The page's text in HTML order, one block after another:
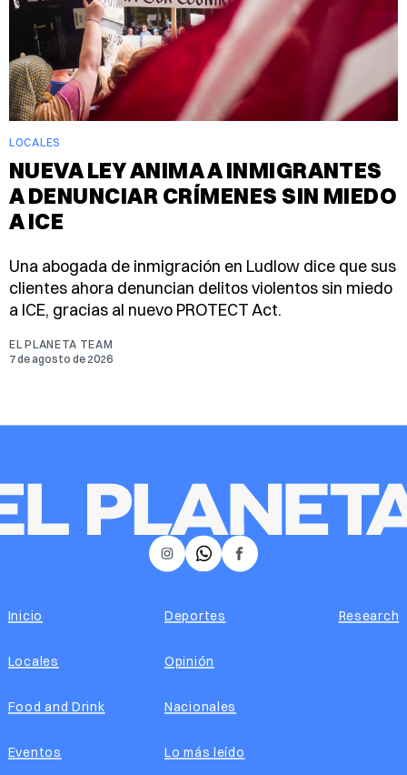
LOCALES
NUEVA LEY ANIMA A INMIGRANTES
A DENUNCIAR CRÍMENES SIN MIEDO
A ICE
Una abogada de inmigración en Ludlow dice que sus
clientes ahora denuncian delitos violentos sin miedo
a ICE, gracias al nuevo PROTECT Act.
EL PLANETA TEAM
7 de agosto de 2026
𝕏 Facebook
Instagram
Inicio
Locales
Food and Drink
Eventos
Deportes
Opinión
Nacionales
Lo más leído
Research